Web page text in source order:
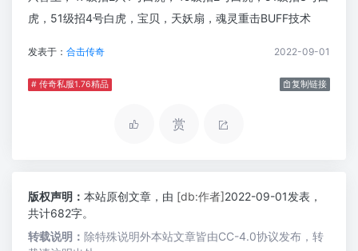
虎，51级招4号白虎，宝贝，天妖扇，魂灵重击BUFF技术
发表于： 合击传奇 2022-09-01
# 传奇私服1.76精品 复制链接
赏
版权声明： 本站原创文章，由 [db:作者]2022-09-01发表，
共计682字。
转载说明： 除特殊说明外本站文章皆由CC-4.0协议发布，转